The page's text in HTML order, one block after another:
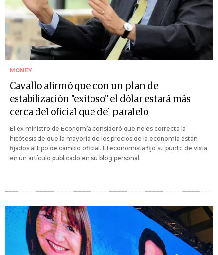
MONEY
Cavallo afirmó que con un plan de
estabilización "exitoso" el dólar estará más
cerca del oficial que del paralelo
El ex ministro de Economía consideró que no es correcta la
hipótesis de que la mayoría de los precios de la economía están
fijados al tipo de cambio oficial. El economista fijó su punto de vista
en un artículo publicado en su blog personal.